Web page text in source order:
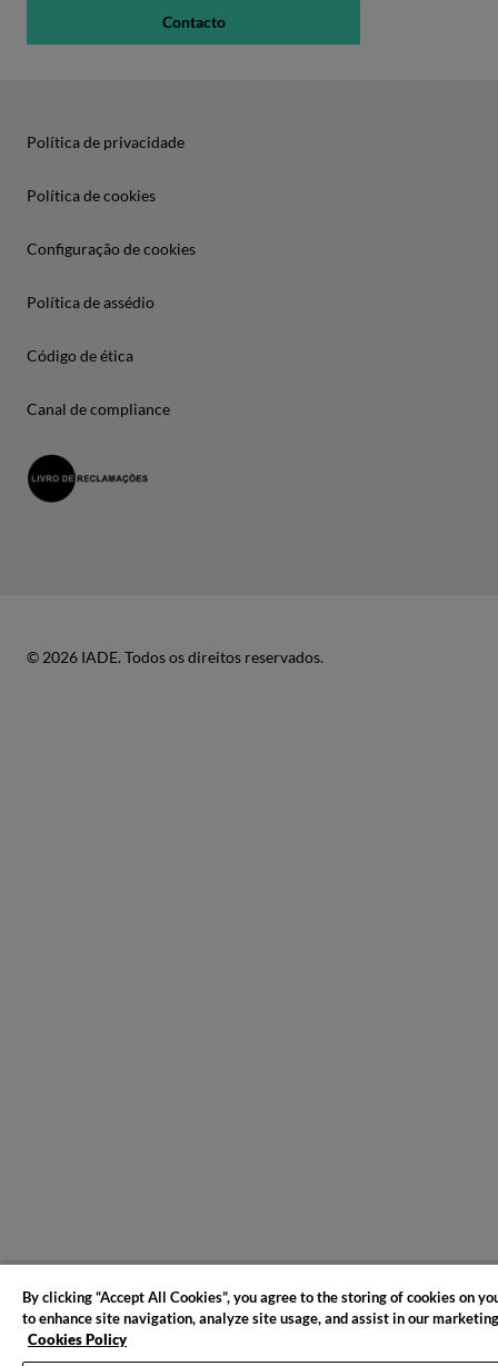
Contacto
Política de privacidade
Política de cookies
Configuração de cookies
Política de assédio
Código de ética
Canal de compliance
© 2026 IADE. Todos os direitos reservados.
By clicking “Accept All Cookies”, you agree to the storing of cookies on
to enhance site navigation, analyze site usage, and assist in our
Cookies Policy